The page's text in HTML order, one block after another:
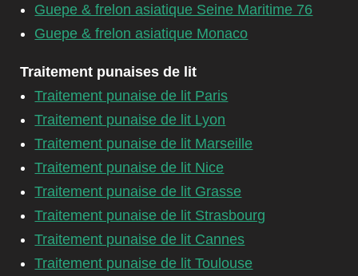
Guepe & frelon asiatique Seine Maritime 76
Guepe & frelon asiatique Monaco
Traitement punaises de lit
Traitement punaise de lit Paris
Traitement punaise de lit Lyon
Traitement punaise de lit Marseille
Traitement punaise de lit Nice
Traitement punaise de lit Grasse
Traitement punaise de lit Strasbourg
Traitement punaise de lit Cannes
Traitement punaise de lit Toulouse